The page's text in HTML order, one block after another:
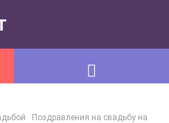
Поздравления на свадьбу на